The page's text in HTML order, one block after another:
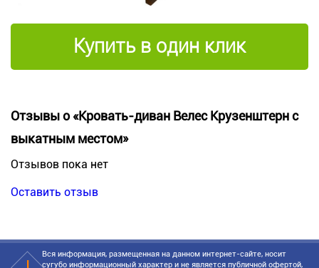
Купить в один клик
Отзывы о «Кровать-диван Велес Крузенштерн с
выкатным местом»
Отзывов пока нет
Оставить отзыв
Вся информация, размещенная на данном интернет-сайте, носит
сугубо информационный характер и не является публичной офертой,